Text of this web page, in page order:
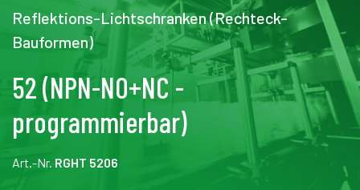
Reflektions-Lichtschranken (Rechteck-
Bauformen)
52 (NPN-NO+NC -
programmierbar)
Art.-Nr. RGHT 5206